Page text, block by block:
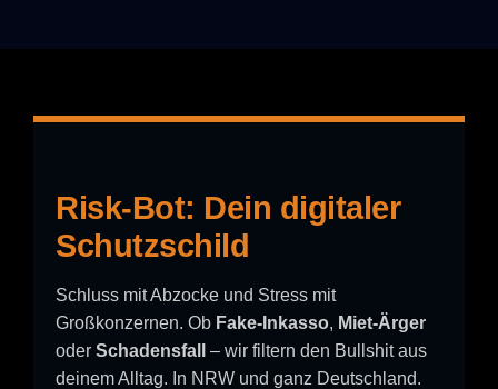
Risk-Bot: Dein digitaler
Schutzschild
Schluss mit Abzocke und Stress mit
Großkonzernen. Ob Fake-Inkasso, Miet-Ärger
oder Schadensfall
– wir filtern den Bullshit aus
deinem Alltag. In NRW und ganz Deutschland.